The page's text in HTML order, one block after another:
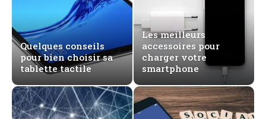
Quelques conseils
pour bien choisir sa
tablette tactile
Les meilleurs
accessoires pour
charger votre
smartphone